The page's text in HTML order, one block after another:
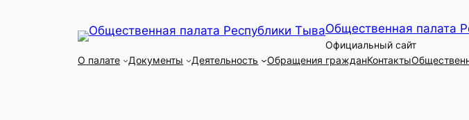
Общественная палата
Официальный сайт
О палате
Документы Деятельность Обращения гражданКонтакты